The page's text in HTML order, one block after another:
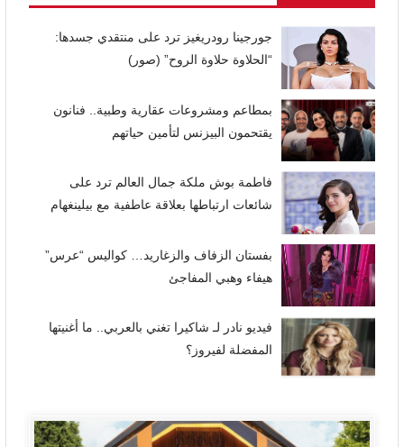
جورجينا رودريغيز ترد على منتقدي جسدها:
“الحلاوة حلاوة الروح” (صور)
بمطاعم ومشروعات عقارية وطبية.. فنانون
يقتحمون البيزنس لتأمين حياتهم
فاطمة بوش ملكة جمال العالم ترد على
شائعات ارتباطها بعلاقة عاطفية مع بيلينغهام
بفستان الزفاف والزغاريد… كواليس “عرس”
هيفاء وهبي المفاجئ
فيديو نادر لـ شاكيرا تغني بالعربي.. ما أغنيتها
المفضلة لفيروز؟